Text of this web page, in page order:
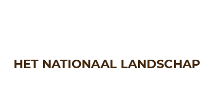
HET NATIONAAL LANDSCHAP